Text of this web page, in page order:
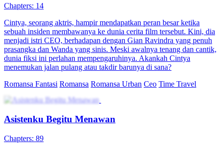
Chapters: 14
Cintya, seorang aktris, hampir mendapatkan peran besar ketika
sebuah insiden membawanya ke dunia cerita film tersebut. Kini, dia
menjadi istri CEO, berhadapan dengan Gian Ravindra yang penuh
prasangka dan Wanda yang sinis. Meski awalnya tenang dan cantik,
dunia fiksi ini perlahan mempengaruhinya. Akankah Cintya
menemukan jalan pulang atau takdir barunya di sana?
Romansa Fantasi Romansa Romansa Urban Ceo Time Travel
Asistenku Begitu Menawan
Chapters: 89